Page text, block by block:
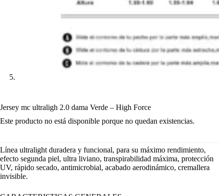
Jersey mc ultraligh 2.0 dama Verde – High Force
Este producto no está disponible porque no quedan existencias.
Línea ultralight duradera y funcional, para su máximo rendimiento,
efecto segunda piel, ultra liviano, transpirabilidad máxima, protección
UV, rápido secado, antimicrobial, acabado aerodinámico, cremallera
invisible.